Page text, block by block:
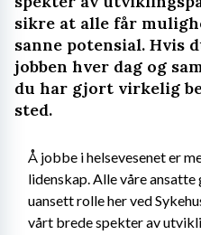
sikre at alle får
sanne potensial. Hvis
jobben hver dag og
du har gjort virkelig
sted.
Å jobbe i helsevesenet er
lidenskap. Alle våre
uansett rolle her ved
vårt brede spekter av